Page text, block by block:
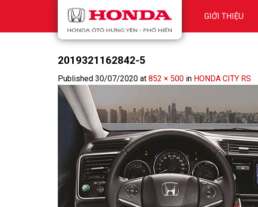
content
GIỚI THIỆU
2019321162842-5
Published 30/07/2020 at 852 × 500 in HONDA CITY RS